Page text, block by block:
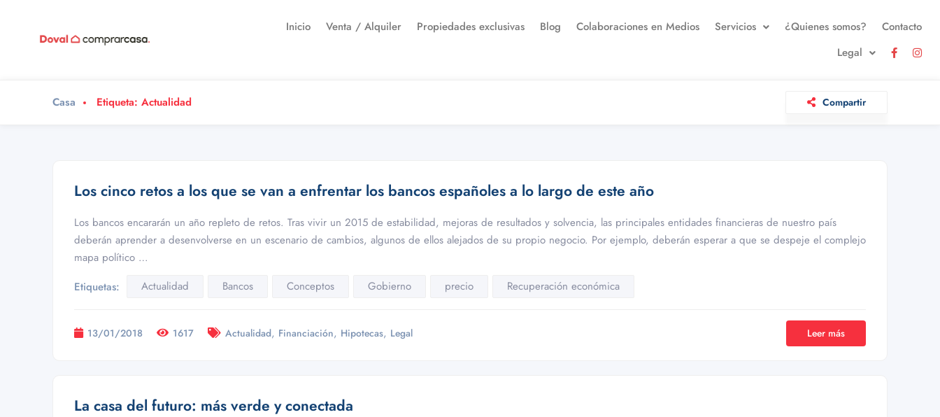
Inicio Venta / Alquiler Propiedades exclusivas Blog Colaboraciones en Medios Servicios ¿Quienes somos?
Contacto
Legal
Casa Etiqueta: Actualidad Compartir
Los cinco retos a los que se van a enfrentar los bancos españoles a lo largo de este año
Los bancos encararán un año repleto de retos. Tras vivir un 2015 de estabilidad, mejoras de resultados y solvencia, las principales entidades financieras de nuestro país
deberán aprender a desenvolverse en un escenario de cambios, algunos de ellos alejados de su propio negocio. Por ejemplo, deberán esperar a que se despeje el complejo
mapa político …
Etiquetas:
Actualidad Bancos Conceptos Gobierno precio Recuperación económica
13/01/2018 1617 Actualidad, Financiación, Hipotecas, Legal Leer más
La casa del futuro: más verde y conectada